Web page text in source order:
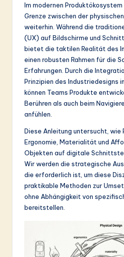
L
in
A
&
Im modernen
Grenze zwischen der
weiterhin. Während die
(UX) auf Bildschirme und
bietet die taktilen Realität des
einen robusten Rahmen für die
Erfahrungen. Durch die
Prinzipien des Industriedesigns
können Teams Produkte
Berühren als auch beim
anfühlen.
Diese Anleitung untersucht, wie
Ergonomie, Materialität und
Objekten auf digitale
Wir werden die strategische
die erforderlich ist, um diese
praktikable Methoden zur
ohne Abhängigkeit von
bereitstellen.